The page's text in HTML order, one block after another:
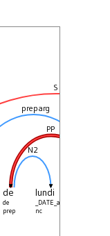
de
de
prep
lundi
_DATE_artf
nc
PP
preparg
N2
S